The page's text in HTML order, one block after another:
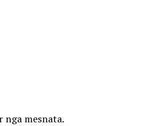
mesnata.